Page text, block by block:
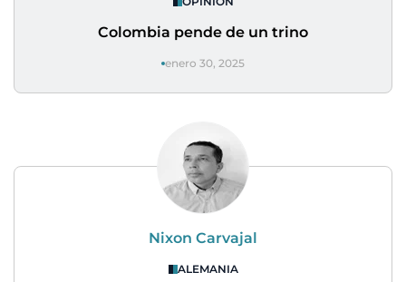
Colombia pende de un trino
enero 30, 2025
Nixon Carvajal
ALEMANIA